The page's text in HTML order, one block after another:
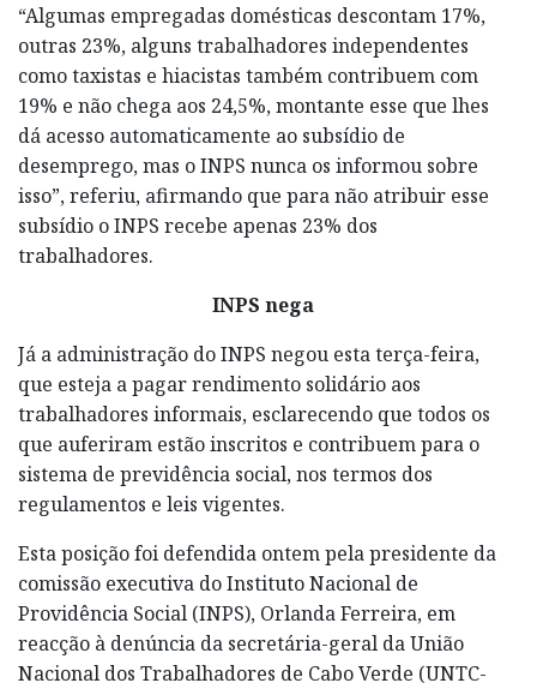
“Algumas empregadas domésticas descontam 17%,
outras 23%, alguns trabalhadores independentes
como taxistas e hiacistas também contribuem com
19% e não chega aos 24,5%, montante esse que lhes
dá acesso automaticamente ao subsídio de
desemprego, mas o INPS nunca os informou sobre
isso”, referiu, afirmando que para não atribuir esse
subsídio o INPS recebe apenas 23% dos
trabalhadores.
INPS nega
Já a administração do INPS negou esta terça-feira,
que esteja a pagar rendimento solidário aos
trabalhadores informais, esclarecendo que todos os
que auferiram estão inscritos e contribuem para o
sistema de previdência social, nos termos dos
regulamentos e leis vigentes.
Esta posição foi defendida ontem pela presidente da
comissão executiva do Instituto Nacional de
Providência Social (INPS), Orlanda Ferreira, em
reacção à denúncia da secretária-geral da União
Nacional dos Trabalhadores de Cabo Verde (UNTC-